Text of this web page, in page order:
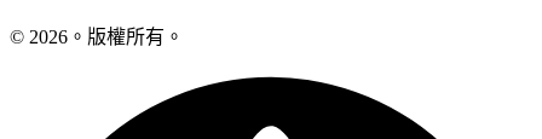
© 2026。版權所有。